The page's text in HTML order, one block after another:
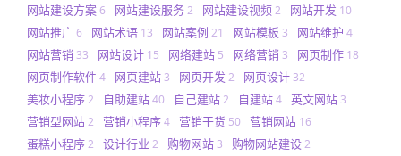
网站建设方案6 网站建设服务2 网站建设视频2 网站开发 10
网站推广6 网站术语 13 网站案例 21 网站模板 3 网站维护 4
网站营销 33 网站设计 15 网络建站 5 网络营销 3 网页制作 18
网页制作软件4 网页建站 3 网页开发 2 网页设计 32
美妆小程序2 自助建站40 自己建站2 自建站4 英文网站 3
营销型网站2 营销小程序4 营销干货 50 营销网站 16
蛋糕小程序2 设计行业 2 购物网站 3 购物网站建设2